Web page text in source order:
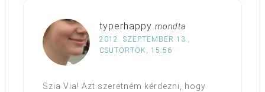
typerhappy mondta
2012. SZEPTEMBER 13.,
CSÜTÖRTÖK, 15:56
Szia Via! Azt szeretném kérdezni, hogy